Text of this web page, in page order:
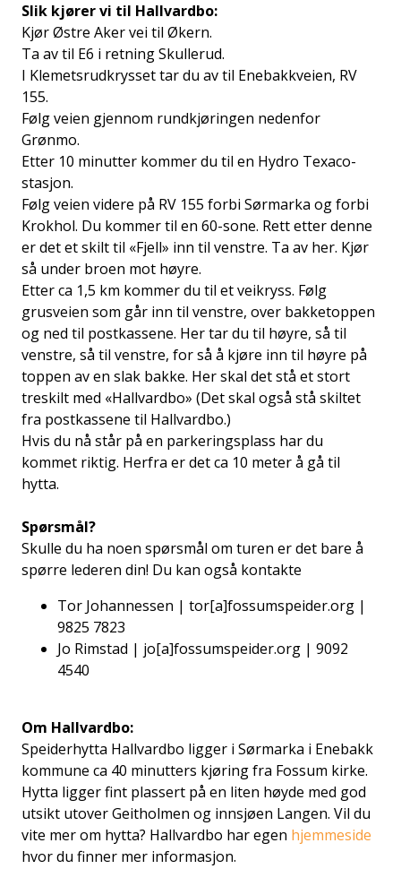
Slik kjører vi til Hallvardbo:
Kjør Østre Aker vei til Økern.
Ta av til E6 i retning Skullerud.
I Klemetsrudkrysset tar du av til Enebakkveien, RV
155.
Følg veien gjennom rundkjøringen nedenfor
Grønmo.
Etter 10 minutter kommer du til en Hydro Texaco-
stasjon.
Følg veien videre på RV 155 forbi Sørmarka og forbi
Krokhol. Du kommer til en 60-sone. Rett etter denne
er det et skilt til «Fjell» inn til venstre. Ta av her. Kjør
så under broen mot høyre.
Etter ca 1,5 km kommer du til et veikryss. Følg
grusveien som går inn til venstre, over bakketoppen
og ned til postkassene. Her tar du til høyre, så til
venstre, så til venstre, for så å kjøre inn til høyre på
toppen av en slak bakke. Her skal det stå et stort
treskilt med «Hallvardbo» (Det skal også stå skiltet
fra postkassene til Hallvardbo.)
Hvis du nå står på en parkeringsplass har du
kommet riktig. Herfra er det ca 10 meter å gå til
hytta.
Spørsmål?
Skulle du ha noen spørsmål om turen er det bare å
spørre lederen din! Du kan også kontakte
Tor Johannessen | tor[a]fossumspeider.org |
9825 7823
Jo Rimstad | jo[a]fossumspeider.org | 9092
4540
Om Hallvardbo:
Speiderhytta Hallvardbo ligger i Sørmarka i Enebakk
kommune ca 40 minutters kjøring fra Fossum kirke.
Hytta ligger fint plassert på en liten høyde med god
utsikt utover Geitholmen og innsjøen Langen. Vil du
vite mer om hytta? Hallvardbo har egen hjemmeside
hvor du finner mer informasjon.